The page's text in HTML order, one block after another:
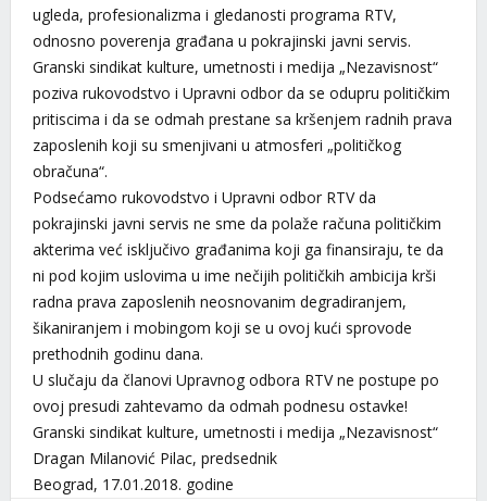
ugleda, profesionalizma i gledanosti programa RTV,
odnosno poverenja građana u pokrajinski javni servis.
Granski sindikat kulture, umetnosti i medija „Nezavisnost“
poziva rukovodstvo i Upravni odbor da se odupru političkim
pritiscima i da se odmah prestane sa kršenjem radnih prava
zaposlenih koji su smenjivani u atmosferi „političkog
obračuna“.
Podsećamo rukovodstvo i Upravni odbor RTV da
pokrajinski javni servis ne sme da polaže računa političkim
akterima već isključivo građanima koji ga finansiraju, te da
ni pod kojim uslovima u ime nečijih političkih ambicija krši
radna prava zaposlenih neosnovanim degradiranjem,
šikaniranjem i mobingom koji se u ovoj kući sprovode
prethodnih godinu dana.
U slučaju da članovi Upravnog odbora RTV ne postupe po
ovoj presudi zahtevamo da odmah podnesu ostavke!
Granski sindikat kulture, umetnosti i medija „Nezavisnost“
Dragan Milanović Pilac, predsednik
Beograd, 17.01.2018. godine